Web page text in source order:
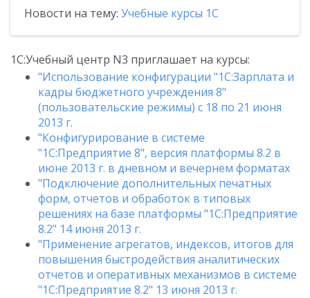
Новости на тему: Учебные курсы 1С
1С:Учебный центр N3 приглашает на курсы:
"Использование конфигурации "1C:Зарплата и
кадры бюджетного учреждения 8"
(пользовательские режимы) с 18 по 21 июня
2013 г.
"Конфигурирование в системе
"1С:Предприятие 8", версия платформы 8.2 в
июне 2013 г. в дневном и вечернем форматах
"Подключение дополнительных печатных
форм, отчетов и обработок в типовых
решениях на базе платформы "1С:Предприятие
8.2" 14 июня 2013 г.
"Применение агрегатов, индексов, итогов для
повышения быстродействия аналитических
отчетов и оперативных механизмов в системе
"1С:Предприятие 8.2" 13 июня 2013 г.